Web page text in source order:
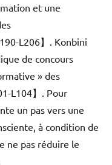
et une
L206】. Konbini
de concours
» des
L104】. Pour
un pas vers une
à condition de
ne pas réduire le